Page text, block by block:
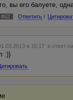
вы его балуете,
#62 Ответить /
в 16:17 в ответ
:))